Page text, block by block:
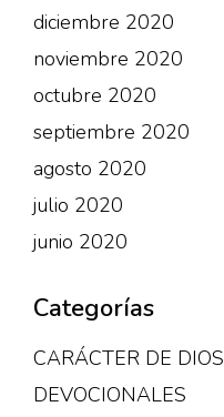
diciembre 2020
noviembre 2020
octubre 2020
septiembre 2020
agosto 2020
julio 2020
junio 2020
Categorías
CARÁCTER DE DIOS
DEVOCIONALES